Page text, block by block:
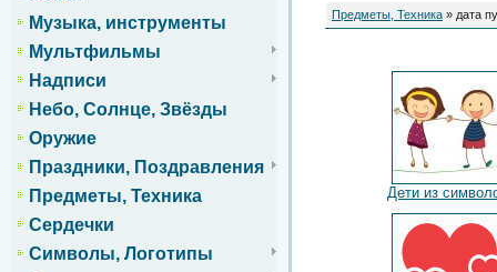
Музыка, инструменты
Мультфильмы
Надписи
Небо, Солнце, Звёзды
Оружие
Праздники, Поздравления
Предметы, Техника
Сердечки
Символы, Логотипы
Предметы, Техника » дата
Дети из